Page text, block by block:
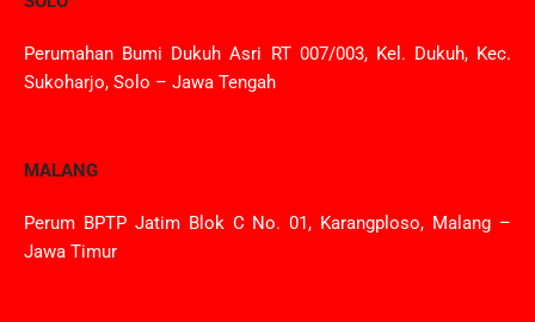
Perumahan Bumi Dukuh Asri RT 007/003, Kel. Dukuh, Kec.
Sukoharjo, Solo – Jawa Tengah
MALANG
Perum BPTP Jatim Blok C No. 01, Karangploso, Malang –
Jawa Timur